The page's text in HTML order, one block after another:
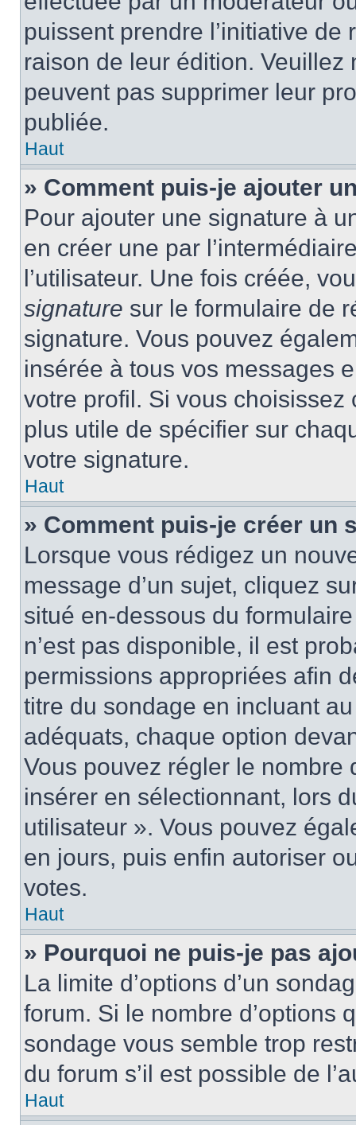
puissent prendre l’initiative
raison de leur édition.
peuvent pas supprimer leur
publiée.
Haut
» Comment puis-je ajouter
Pour ajouter une signature à
en créer une par
l’utilisateur. Une fois créée,
signature sur le formulaire de
signature. Vous pouvez
insérée à tous vos messages
votre profil. Si vous
plus utile de spécifier sur
votre signature.
Haut
» Comment puis-je créer un
Lorsque vous rédigez un
message d’un sujet, cliquez
situé en-dessous du
n’est pas disponible, il est
permissions appropriées afin
titre du sondage en incluant
adéquats, chaque option
Vous pouvez régler le nombre
insérer en sélectionnant, lors
utilisateur ». Vous pouvez
en jours, puis enfin autoriser
votes.
Haut
» Pourquoi ne puis-je pas
La limite d’options d’un
forum. Si le nombre d’options
sondage vous semble trop
du forum s’il est possible de
Haut